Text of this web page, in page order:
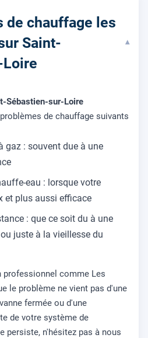
de chauffage les
Saint-
▾
Sébastien-sur-Loire
de chauffage suivants
gaz : souvent due à une
eau : lorsque votre
et plus aussi efficace
: que ce soit du à une
juste à la vieillesse du
professionnel comme Les
le problème ne vient pas d'une
fermée ou d'une
de votre système de
persiste, n'hésitez pas à nous